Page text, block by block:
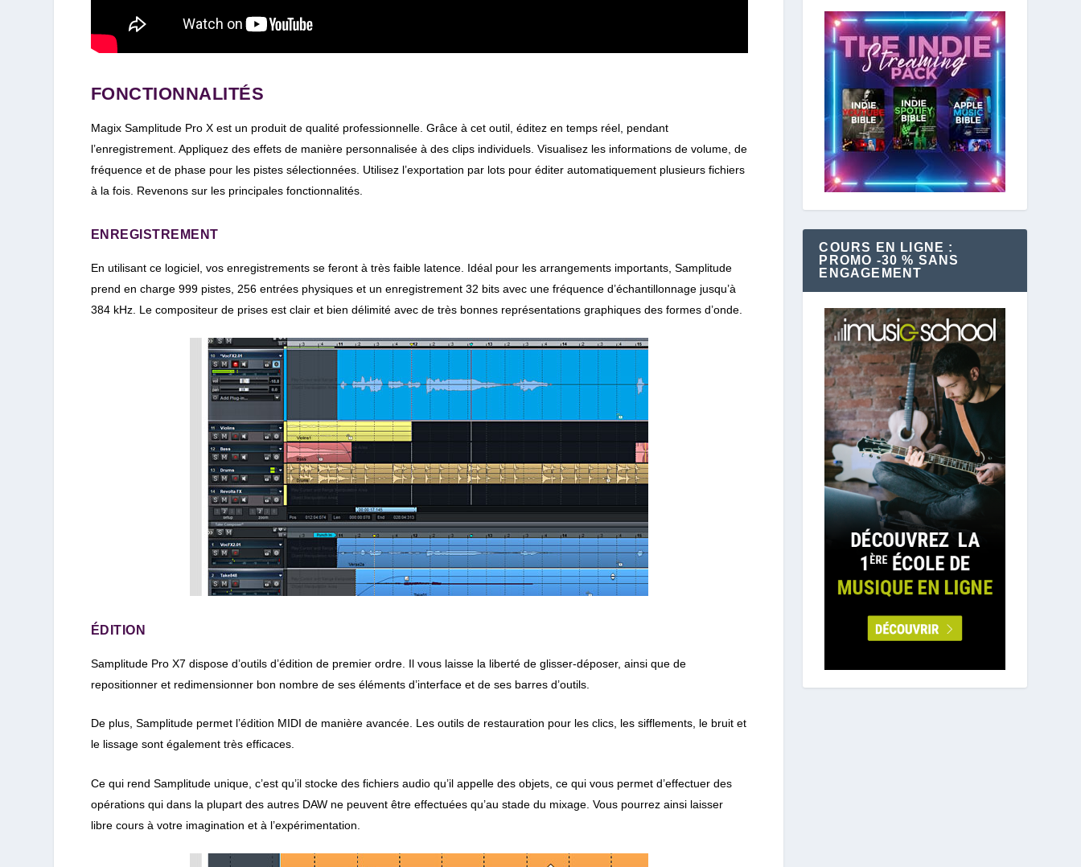
FONCTIONNALITÉS
Magix Samplitude Pro X est un produit de qualité professionnelle. Grâce à cet outil, éditez en temps réel, pendant
l’enregistrement. Appliquez des effets de manière personnalisée à des clips individuels. Visualisez les informations de volume, de
fréquence et de phase pour les pistes sélectionnées. Utilisez l’exportation par lots pour éditer automatiquement plusieurs fichiers
à la fois. Revenons sur les principales fonctionnalités.
ENREGISTREMENT
En utilisant ce logiciel, vos enregistrements se feront à très faible latence. Idéal pour les arrangements importants, Samplitude
prend en charge 999 pistes, 256 entrées physiques et un enregistrement 32 bits avec une fréquence d’échantillonnage jusqu’à
384 kHz. Le compositeur de prises est clair et bien délimité avec de très bonnes représentations graphiques des formes d’onde.
ÉDITION
Samplitude Pro X7 dispose d’outils d’édition de premier ordre. Il vous laisse la liberté de glisser-déposer, ainsi que de
repositionner et redimensionner bon nombre de ses éléments d’interface et de ses barres d’outils.
De plus, Samplitude permet l’édition MIDI de manière avancée. Les outils de restauration pour les clics, les sifflements, le bruit et
le lissage sont également très efficaces.
Ce qui rend Samplitude unique, c’est qu’il stocke des fichiers audio qu’il appelle des objets, ce qui vous permet d’effectuer des
opérations qui dans la plupart des autres DAW ne peuvent être effectuées qu’au stade du mixage. Vous pourrez ainsi laisser
libre cours à votre imagination et à l’expérimentation.
COURS EN LIGNE :
PROMO -30 % SANS
ENGAGEMENT